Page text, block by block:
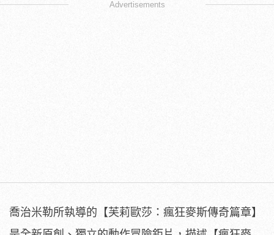
Advertisements
喬治米勒所執導的【芙莉歐莎：瘋狂麥斯傳奇篇章】